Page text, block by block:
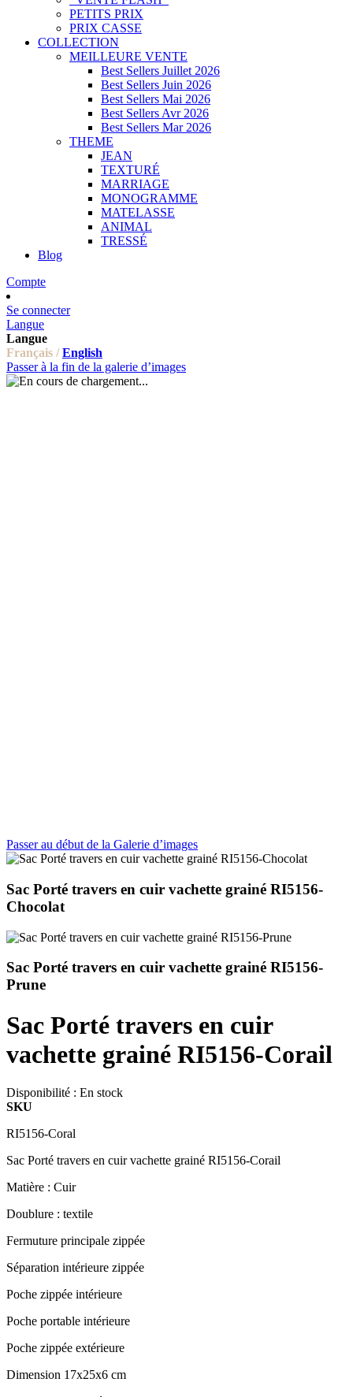
PETITS PRIX
PRIX CASSE
COLLECTION
MEILLEURE VENTE
Best Sellers Juillet 2026
Best Sellers Juin 2026
Best Sellers Mai 2026
Best Sellers Avr 2026
Best Sellers Mar 2026
THEME
JEAN
TEXTURÉ
MARRIAGE
MONOGRAMME
MATELASSE
ANIMAL
TRESSÉ
Blog
Compte
Se connecter
Langue
Langue
Français / English
Passer à la fin de la galerie d’images
Passer au début de la Galerie d’images
Sac Porté travers en cuir vachette grainé RI5156-
Chocolat
Sac Porté travers en cuir vachette grainé RI5156-
Prune
Sac Porté travers en cuir
vachette grainé RI5156-Corail
Disponibilité : En stock
SKU
RI5156-Coral
Sac Porté travers en cuir vachette grainé RI5156-Corail
Matière : Cuir
Doublure : textile
Fermuture principale zippée
Séparation intérieure zippée
Poche zippée intérieure
Poche portable intérieure
Poche zippée extérieure
Dimension 17x25x6 cm